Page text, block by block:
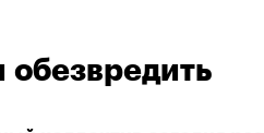
обезвредить